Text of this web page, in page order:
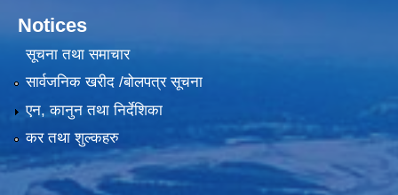
Notices
सूचना तथा समाचार
सार्वजनिक खरीद /बोलपत्र सूचना
एन, कानुन तथा निर्देशिका
कर तथा शुल्कहरु